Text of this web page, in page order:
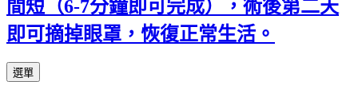
間短（6-7分鐘即可完成），術後第二天
即可摘掉眼罩，恢復正常生活。
選單